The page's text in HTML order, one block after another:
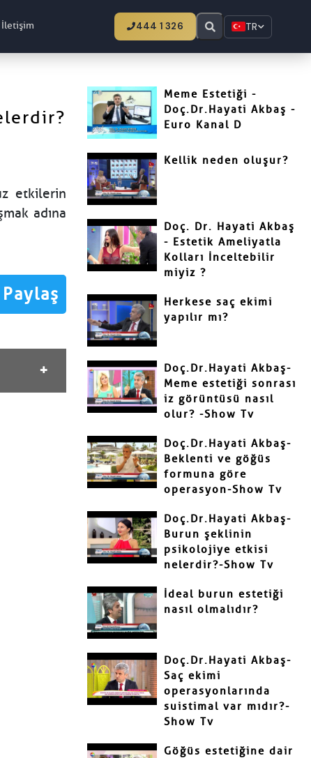
İletişim 444 1 326 TR
etkilerin
adına
Paylaş
Meme Estetiği -
Doç.Dr.Hayati Akbaş -
Euro Kanal D
Kellik neden oluşur?
Doç. Dr. Hayati Akbaş
- Estetik Ameliyatla
Kolları İnceltebilir
miyiz ?
Herkese saç ekimi
yapılır mı?
Doç.Dr.Hayati Akbaş-
Meme estetiği sonrası
iz görüntüsü nasıl
olur? -Show Tv
Doç.Dr.Hayati Akbaş-
Beklenti ve göğüs
formuna göre
operasyon-Show Tv
Doç.Dr.Hayati Akbaş-
Burun şeklinin
psikolojiye etkisi
nelerdir?-Show Tv
İdeal burun estetiği
nasıl olmalıdır?
Doç.Dr.Hayati Akbaş-
Saç ekimi
operasyonlarında
suistimal var mıdır?-
Show Tv
Göğüs estetiğine dair